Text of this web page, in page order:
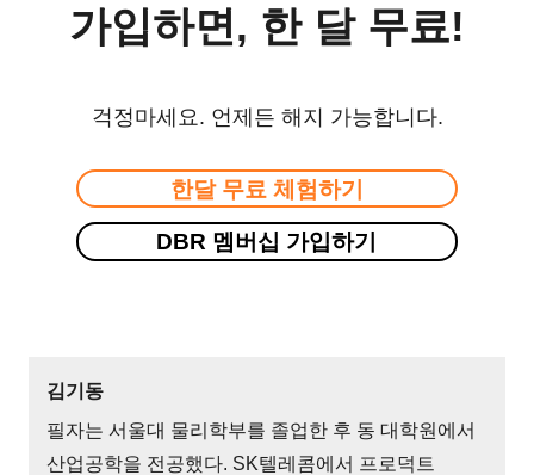
가입하면, 한 달 무료!
걱정마세요. 언제든 해지 가능합니다.
한달 무료 체험하기
DBR 멤버십 가입하기
김기동
필자는 서울대 물리학부를 졸업한 후 동 대학원에서
산업공학을 전공했다. SK텔레콤에서 프로덕트